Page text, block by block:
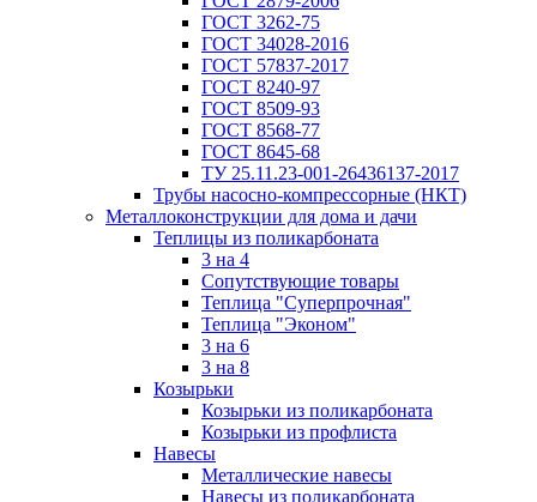
ГОСТ 3262-75
ГОСТ 34028-2016
ГОСТ 57837-2017
ГОСТ 8240-97
ГОСТ 8509-93
ГОСТ 8568-77
ГОСТ 8645-68
ТУ 25.11.23-001-26436137-2017
Трубы насосно-компрессорные (НКТ)
Металлоконструкции для дома и дачи
Теплицы из поликарбоната
3 на 4
Сопутствующие товары
Теплица "Суперпрочная"
Теплица "Эконом"
3 на 6
3 на 8
Козырьки
Козырьки из поликарбоната
Козырьки из профлиста
Навесы
Металлические навесы
Навесы из поликарбоната